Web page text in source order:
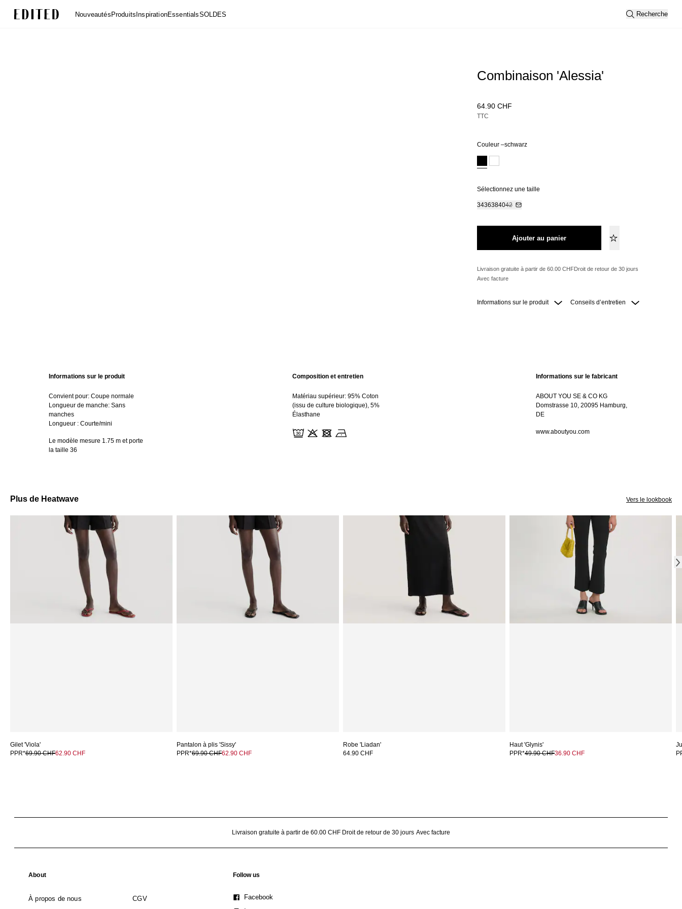
NouveautésProduitsInspirationEssentialsSOLDES Recherche
Combinaison 'Alessia'
64.90 CHF
TTC
Couleur –schwarz
Sélectionnez une taille
3436384042
Ajouter au panier
Livraison gratuite à partir de 60.00 CHFDroit de retour de 30 jours
Avec facture
Informations sur le produit Conseils d’entretien
Informations sur le produit
Convient pour: Coupe normale
Longueur de manche: Sans
manches
Longueur : Courte/mini
Le modèle mesure 1.75 m et porte
la taille 36
Composition et entretien
Matériau supérieur: 95% Coton
(issu de culture biologique), 5%
Élasthane
Informations sur le fabricant
ABOUT YOU SE & CO KG
Domstrasse 10, 20095 Hamburg,
DE
www.aboutyou.com
Plus de Heatwave Vers le lookbook
Gilet 'Viola'
PPR*69.90 CHF62.90 CHF
Pantalon à plis 'Sissy'
PPR*69.90 CHF62.90 CHF
Robe 'Liadan'
64.90 CHF
Haut 'Glynis'
PPR*49.90 CHF36.90 CHF
Livraison gratuite à partir de 60.00 CHF Droit de retour de 30 jours Avec facture
About
À propos de nous
CGV
Follow us
Facebook